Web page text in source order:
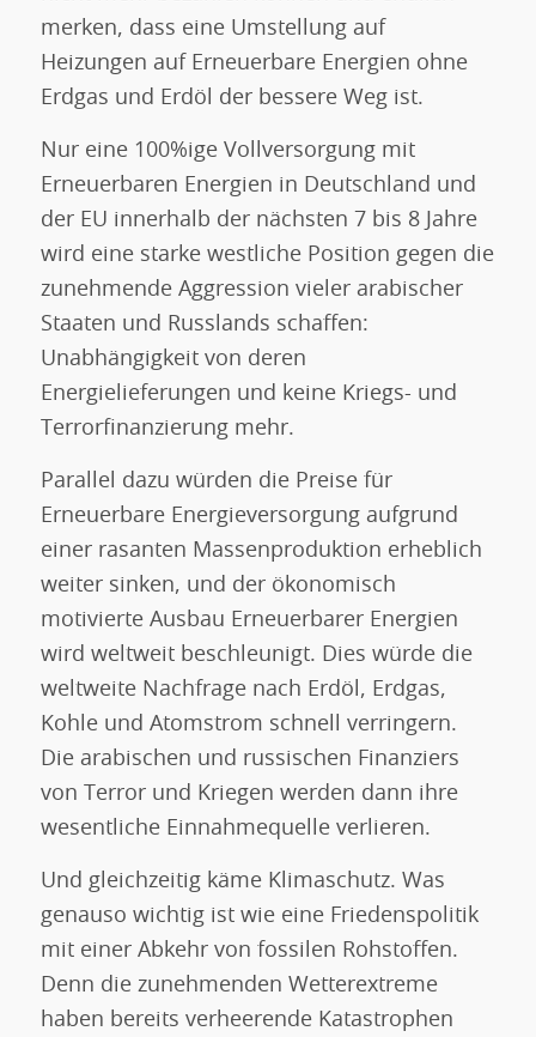
merken, dass eine Umstellung auf
Heizungen auf Erneuerbare Energien ohne
Erdgas und Erdöl der bessere Weg ist.
Nur eine 100%ige Vollversorgung mit
Erneuerbaren Energien in Deutschland und
der EU innerhalb der nächsten 7 bis 8 Jahre
wird eine starke westliche Position gegen die
zunehmende Aggression vieler arabischer
Staaten und Russlands schaffen:
Unabhängigkeit von deren
Energielieferungen und keine Kriegs- und
Terrorfinanzierung mehr.
Parallel dazu würden die Preise für
Erneuerbare Energieversorgung aufgrund
einer rasanten Massenproduktion erheblich
weiter sinken, und der ökonomisch
motivierte Ausbau Erneuerbarer Energien
wird weltweit beschleunigt. Dies würde die
weltweite Nachfrage nach Erdöl, Erdgas,
Kohle und Atomstrom schnell verringern.
Die arabischen und russischen Finanziers
von Terror und Kriegen werden dann ihre
wesentliche Einnahmequelle verlieren.
Und gleichzeitig käme Klimaschutz. Was
genauso wichtig ist wie eine Friedenspolitik
mit einer Abkehr von fossilen Rohstoffen.
Denn die zunehmenden Wetterextreme
haben bereits verheerende Katastrophen